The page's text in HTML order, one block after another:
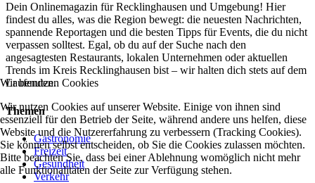
Dein Onlinemagazin für Recklinghausen und Umgebung! Hier
findest du alles, was die Region bewegt: die neuesten Nachrichten,
spannende Reportagen und die besten Tipps für Events, die du nicht
verpassen solltest. Egal, ob du auf der Suche nach den
angesagtesten Restaurants, lokalen Unternehmen oder aktuellen
Trends im Kreis Recklinghausen bist – wir halten dich stets auf dem
Laufenden.
Themen
Gastronomie
Freizeit
Gesundheit
Verkehr
Wir benutzen Cookies
Wir nutzen Cookies auf unserer Website. Einige von ihnen sind
essenziell für den Betrieb der Seite, während andere uns helfen, diese
Website und die Nutzererfahrung zu verbessern (Tracking Cookies).
Sie können selbst entscheiden, ob Sie die Cookies zulassen möchten.
Bitte beachten Sie, dass bei einer Ablehnung womöglich nicht mehr
alle Funktionalitäten der Seite zur Verfügung stehen.